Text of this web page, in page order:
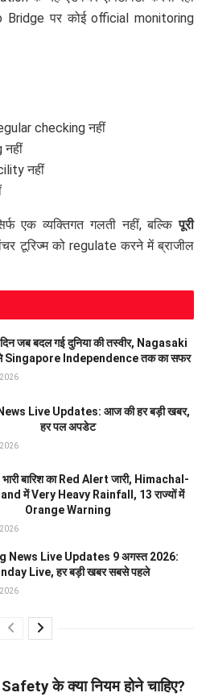
पर कोई official monitoring
checking नहीं
नहीं
एक व्यक्तिगत गलती नहीं, बल्किपूरी
टूरिज्म को regulate करने में ब्राजील
जब बदल गई दुनिया की तस्वीर, Nagasaki
Singapore Independence तक का सफर
2026
Live Updates: आज की हर बड़ी खबर,
हर पल अपडेट
2026
बारिश का Red Alert जारी, Himachal-
में Very Heavy Rainfall, 13 राज्यों में
Orange Warning
2026
News Live Updates 9 अगस्त 2026:
Live, हर बड़ी खबर सबसे पहले
2026
के क्या नियम होने चाहिए?